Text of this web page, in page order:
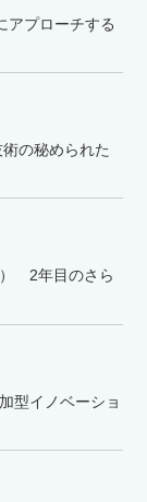
プローチする
の秘められた
） 2年目のさら
型イノベーショ